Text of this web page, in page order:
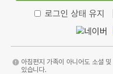
로그인 상태 유지
아침편지 가족이 아니어도 소셜
있습니다.